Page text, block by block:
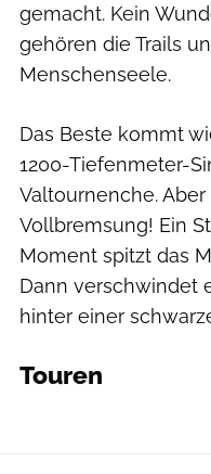
gemacht. Kein
gehören die Trails
Menschenseele.
Das Beste kommt
1200-Tiefenmeter-
Valtournenche.
Vollbremsung! Ein
Moment spitzt das
Dann verschwindet
hinter einer
Touren